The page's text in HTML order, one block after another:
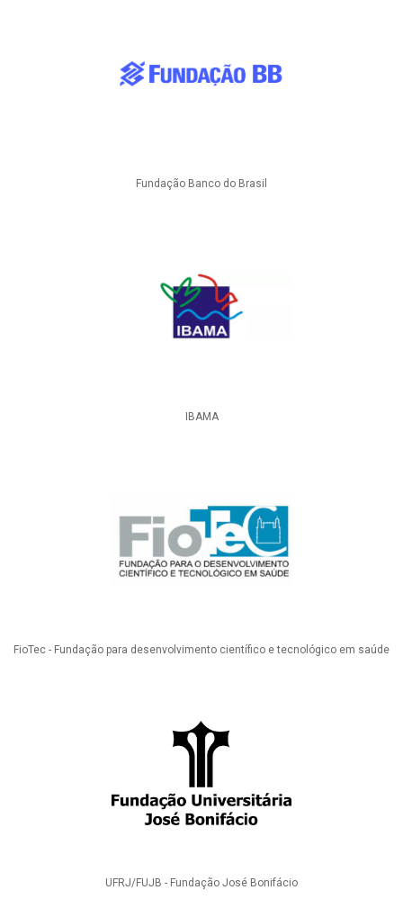
Fundação Banco do Brasil
IBAMA
FioTec - Fundação para desenvolvimento científico e tecnológico em saúde
UFRJ/FUJB - Fundação José Bonifácio